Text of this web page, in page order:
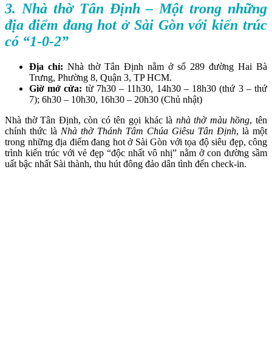
3. Nhà thờ Tân Định – Một trong những
địa điểm đang hot ở Sài Gòn với kiến trúc
có “1-0-2”
Địa chỉ: Nhà thờ Tân Định nằm ở số 289 đường Hai Bà
Trưng, Phường 8, Quận 3, TP HCM.
Giờ mở cửa: từ 7h30 – 11h30, 14h30 – 18h30 (thứ 3 – thứ
7); 6h30 – 10h30, 16h30 – 20h30 (Chủ nhật)
Nhà thờ Tân Định, còn có tên gọi khác là nhà thờ màu hồng, tên
chính thức là Nhà thờ Thánh Tâm Chúa Giêsu Tân Định, là một
trong những địa điểm đang hot ở Sài Gòn với tọa độ siêu đẹp, công
trình kiến trúc với vẻ đẹp “độc nhất vô nhị” nằm ở con đường sầm
uất bậc nhất Sài thành, thu hút đông đảo dân tình đến check-in.